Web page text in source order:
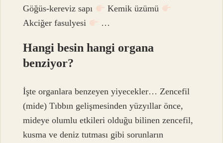
Göğüs-kereviz sapı
Kemik üzümü
Akciğer fasulyesi
…
Hangi besin hangi organa
benziyor?
İşte organlara benzeyen yiyecekler… Zencefil
(mide) Tıbbın gelişmesinden yüzyıllar önce,
mideye olumlu etkileri olduğu bilinen zencefil,
kusma ve deniz tutması gibi sorunların